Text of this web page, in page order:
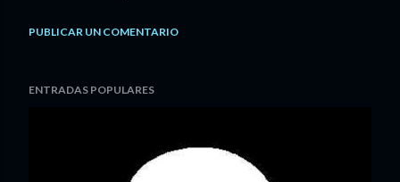
PUBLICAR UN COMENTARIO
ENTRADAS POPULARES